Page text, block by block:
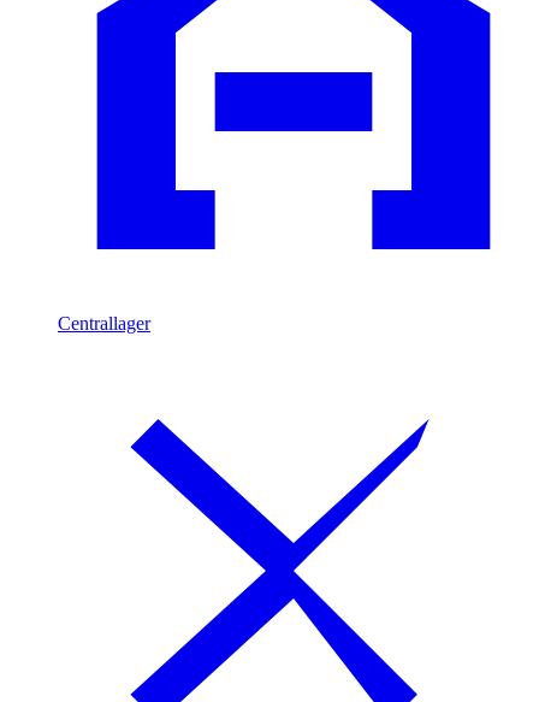
Centrallager